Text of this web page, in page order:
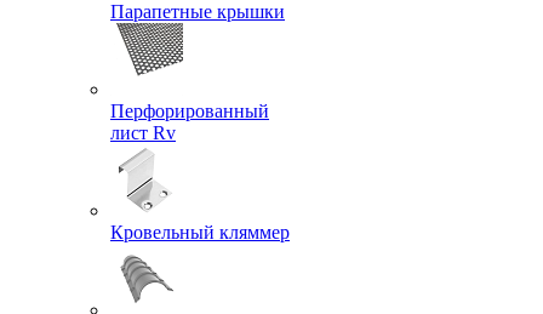
Парапетные крышки
Перфорированный
лист Rv
Кровельный кляммер